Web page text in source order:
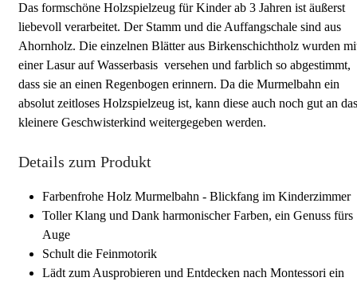
Das formschöne Holzspielzeug für Kinder ab 3 Jahren ist äußerst
liebevoll verarbeitet. Der Stamm und die Auffangschale sind aus
Ahornholz. Die einzelnen Blätter aus Birkenschichtholz wurden
einer Lasur auf Wasserbasis versehen und farblich so abgestimmt,
dass sie an einen Regenbogen erinnern. Da die Murmelbahn ein
absolut zeitloses Holzspielzeug ist, kann diese auch noch gut an das
kleinere Geschwisterkind weitergegeben werden.
Details zum Produkt
Farbenfrohe Holz Murmelbahn - Blickfang im Kinderzimmer
Toller Klang und Dank harmonischer Farben, ein Genuss fürs
Auge
Schult die Feinmotorik
Lädt zum Ausprobieren und Entdecken nach Montessori ein